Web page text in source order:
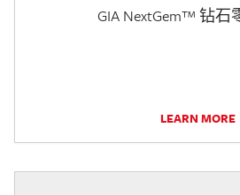
GIA NextGem™ 钻石
LEARN MORE